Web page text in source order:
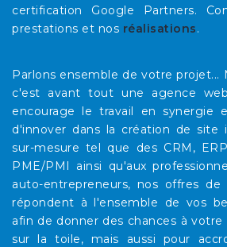
certification Google Partners.
prestations et nos réalisations.
Parlons ensemble de votre projet...
c'est avant tout une agence
encourage le travail en synergie
d'innover dans la création de site
sur-mesure tel que des CRM,
PME/PMI ainsi qu'aux
auto-entrepreneurs, nos offres de
répondent à l'ensemble de vos
afin de donner des chances à
sur la toile, mais aussi pour